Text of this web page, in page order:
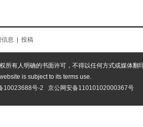
信息 投稿
所有人明确的书面许可，不得以任何方式或媒体翻
is subject to its terms use.
10023688号-2
京公网安备11010102000367号